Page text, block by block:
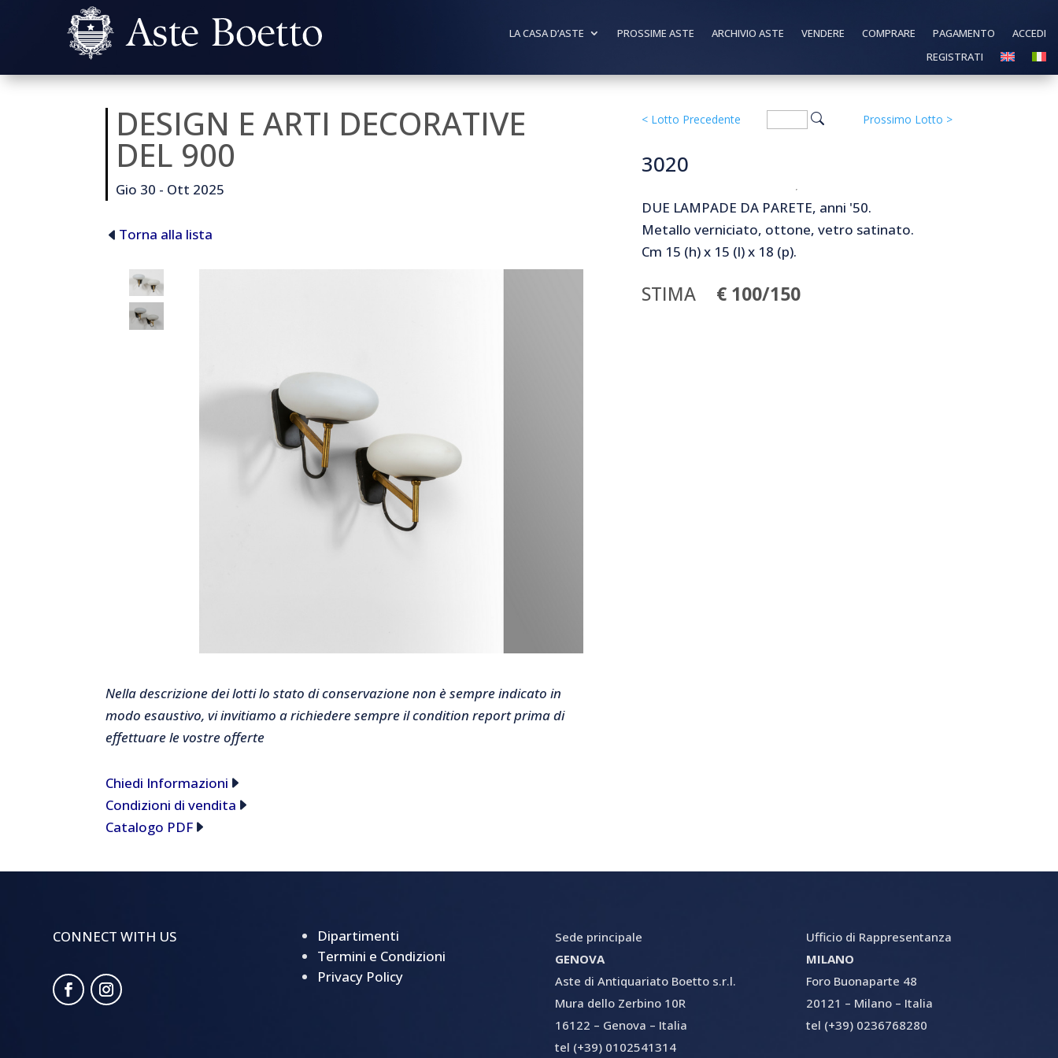
LA CASA D’ASTE PROSSIME ASTE ARCHIVIO ASTE VENDERE COMPRARE PAGAMENTO
ACCEDI
REGISTRATI
DESIGN E ARTI DECORATIVE
DEL 900
Gio 30 - Ott 2025
Torna alla lista
Nella descrizione dei lotti lo stato di conservazione non è sempre indicato in
modo esaustivo, vi invitiamo a richiedere sempre il condition report prima di
effettuare le vostre offerte
Chiedi Informazioni
Condizioni di vendita
Catalogo PDF
< Lotto Precedente Prossimo Lotto >
3020
DUE LAMPADE DA PARETE, anni '50.
Metallo verniciato, ottone, vetro satinato.
Cm 15 (h) x 15 (l) x 18 (p).
STIMA € 100/150
CONNECT WITH US
Dipartimenti
Termini e Condizioni
Privacy Policy
Sede principale
GENOVA
Aste di Antiquariato Boetto s.r.l.
Mura dello Zerbino 10R
16122 – Genova – Italia
tel (+39) 0102541314
Ufficio di Rappresentanza
MILANO
Foro Buonaparte 48
20121 – Milano – Italia
tel (+39) 0236768280